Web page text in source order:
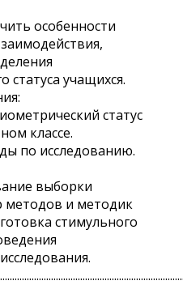
особенности
статуса учащихся.
статус
классе.
по исследованию.
выборки
методов и методик
стимульного